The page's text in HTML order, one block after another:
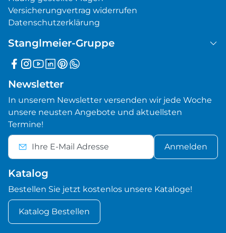
Versicherungvertrag widerrufen
Datenschutzerklärung
Stanglmeier-Gruppe
Newsletter
In unserem Newsletter versenden wir jede Woche
unsere neusten Angebote und aktuellsten
Termine!
Anmelden
Katalog
Bestellen Sie jetzt kostenlos unsere Kataloge!
Katalog Bestellen